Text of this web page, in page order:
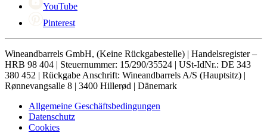
YouTube
Pinterest
Wineandbarrels GmbH, (Keine Rückgabestelle) | Handelsregister –
HRB 98 404 | Steuernummer: 15/290/35524 | USt-IdNr.: DE 343
380 452 | Rückgabe Anschrift: Wineandbarrels A/S (Hauptsitz) |
Rønnevangsalle 8 | 3400 Hillerød | Dänemark
Allgemeine Geschäftsbedingungen
Datenschutz
Cookies